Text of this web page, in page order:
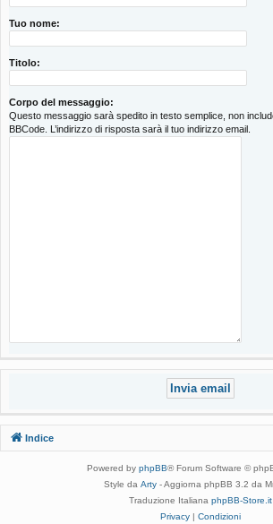
Tuo nome:
Titolo:
Corpo del messaggio:
Questo messaggio sarà spedito in testo semplice, non
BBCode. L’indirizzo di risposta sarà il tuo indirizzo email.
Indice
Powered by phpBB® Forum Software ©
Style da Arty - Aggiorna phpBB 3.2 da
Traduzione Italiana phpBB-Store.it
Privacy | Condizioni